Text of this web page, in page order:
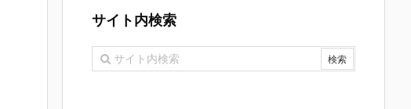
サイト内検索